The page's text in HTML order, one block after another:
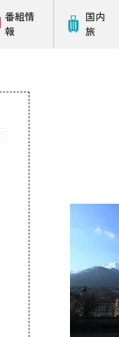
番組情
報
国内
旅